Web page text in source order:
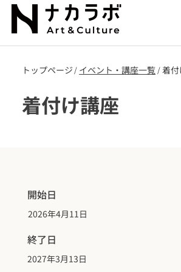
トップページ / ​イベント・講座一覧 /着
着付け講座
開始日
2026年4月11日
終了日
2027年3月13日